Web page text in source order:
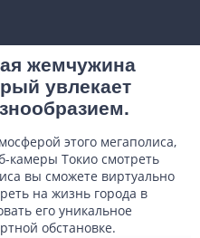
жемчужина
увлекает
этого мегаполиса,
камеры Токио смотреть
вы сможете виртуально
на жизнь города в
его уникальное
обстановке.